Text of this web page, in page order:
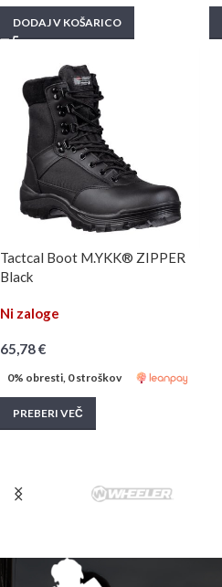
DODAJ V KOŠARICO
Tactcal Boot M.YKK® ZIPPER
Black
Ni zaloge
65,78€
0% obresti, 0 stroškov
PREBERI VEČ